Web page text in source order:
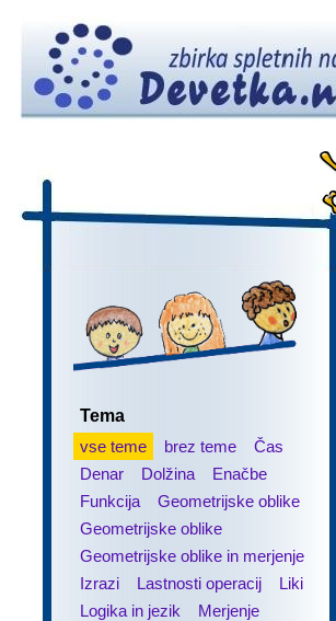
Tema
vse teme
brez teme
Čas
Denar
Dolžina
Enačbe
Funkcija
Geometrijske oblike
Geometrijske oblike
Geometrijske oblike in merjenje
Izrazi
Lastnosti operacij
Liki
Logika in jezik
Merjenje